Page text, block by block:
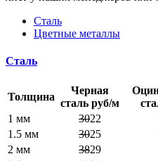
Сталь
Цветные металлы
Сталь
Толщина
Черная
сталь руб/м
1 мм
3022
1.5 мм
3025
2 мм
3829